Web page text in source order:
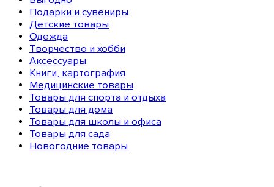
Подарки и сувениры
Детские товары
Одежда
Творчество и хобби
Аксессуары
Книги, картография
Медицинские товары
Товары для спорта и отдыха
Товары для дома
Товары для школы и офиса
Товары для сада
Новогодние товары